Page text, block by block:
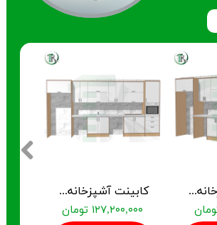
کابینت آشپزخانه آماده TK-02
۱۲۷,۲۰۰,۰۰۰ تومان
کابینت آشپزخانه آماده TK-01